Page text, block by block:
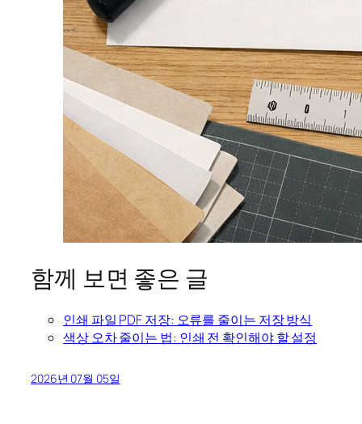
함께 보면 좋은 글
인쇄 파일 PDF 저장: 오류를 줄이는 저장 방식
색상 오차 줄이는 법: 인쇄 전 확인해야 할 설정
2026년 07월 05일